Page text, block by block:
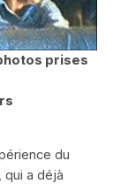
prises
du
qui a déjà